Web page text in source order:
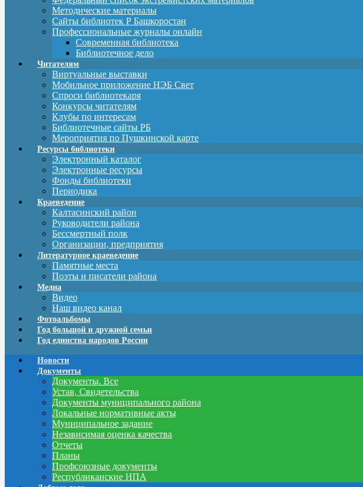
Методические материалы
Сайты библиотек Р Башкоростан
Профессиональные журналы онлайн
Современная библиотека
Библиотечное дело
Читателям
Виртуальные выставки
Мобильное приложение НЭБ Свет
Спроси библиотекаря
Конкурсы читателям
Клубы по интересам
Библиотечные сайты РБ
Мероприятия по Пушкинской карте
Ресурсы библиотеки
Электронный каталог
Электронные ресурсы
Фонды библиотеки
Периодика
Краеведение
Калтасинский район
Руководители района
Бессмертный полк
Организации, предприятия
Литературное краеведение
Памятные места
Поэты и писатели района
Медиа
Видео
Наш видео канал
Фотоальбомы
Год большой и дружной семьи
Год единства народов России
Новости
Документы
Документы. Все
Устав, Свидетельства
Документы муниципального района
Локальные нормативные акты
Муниципальное задание
Независимая оценка качества
Отчеты
Планы
Профсоюзные документы
Республиканские НПА